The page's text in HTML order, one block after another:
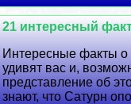
21 интересный
Интересные факты о
удивят вас и,
представление об
знают, что Сатурн